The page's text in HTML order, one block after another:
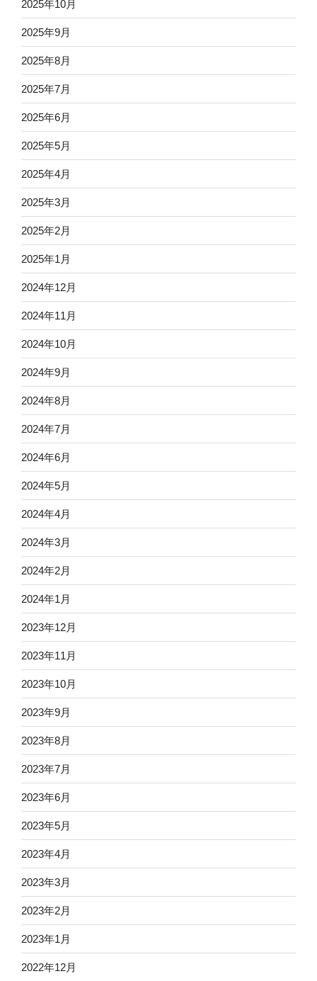
2025年10月
2025年9月
2025年8月
2025年7月
2025年6月
2025年5月
2025年4月
2025年3月
2025年2月
2025年1月
2024年12月
2024年11月
2024年10月
2024年9月
2024年8月
2024年7月
2024年6月
2024年5月
2024年4月
2024年3月
2024年2月
2024年1月
2023年12月
2023年11月
2023年10月
2023年9月
2023年8月
2023年7月
2023年6月
2023年5月
2023年4月
2023年3月
2023年2月
2023年1月
2022年12月